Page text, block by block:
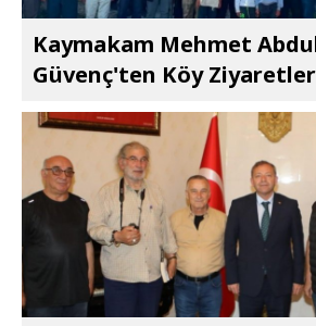
Kaymakam Mehmet
Güvenç'ten Köy